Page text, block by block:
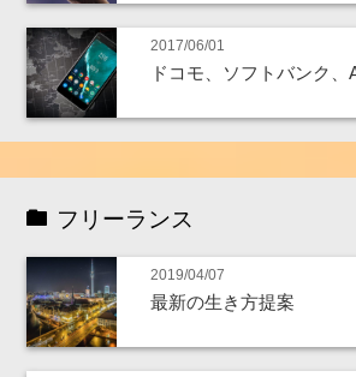
2017/06/01
ドコモ、ソフトバンク、
フリーランス
2019/04/07
最新の生き方提案